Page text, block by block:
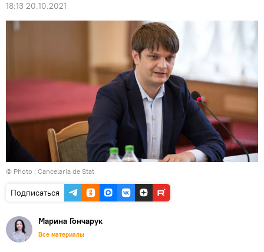
18:13 20.10.2021
© Photo : Cancelaria de Stat
Подписаться
Марина Гончарук
Все материалы